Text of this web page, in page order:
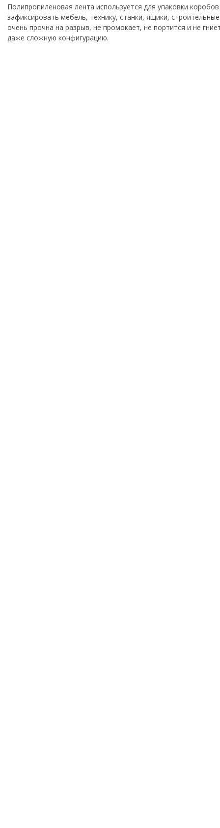
Полипропиленовая лента используется для упаковки
зафиксировать мебель, технику, станки, ящики,
очень прочна на разрыв, не промокает, не портится и не
даже сложную конфигурацию.